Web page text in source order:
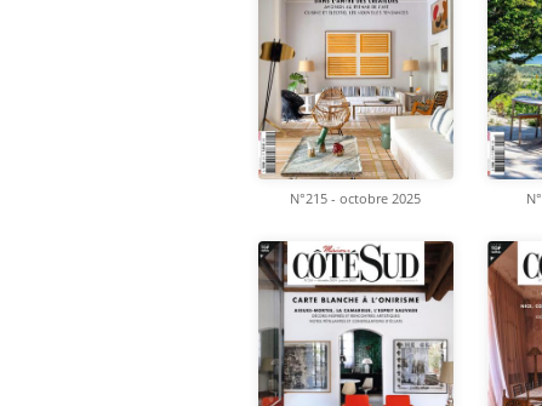
N°215 - octobre 2025